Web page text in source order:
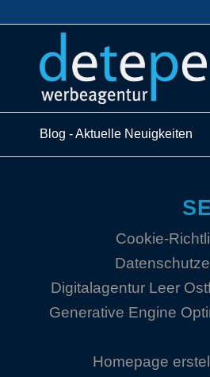
Blog - Aktuelle Neuigkeiten
Cookie-
Digitalagentur Leer
Generative Engine
Homepage